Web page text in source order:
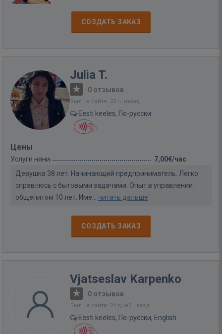
СОЗДАТЬ ЗАКАЗ
Julia T.
· 0 отзывов
Был на сайте: 23 ч. назад
Eesti keeles, По-русски
Цены
Услуги няни
7,00€/час
Девушка 38 лет. Начинающий предприниматель. Легко
справлюсь с бытовыми задачами. Опыт в управлении
общепитом 10 лет. Име... читать дальше
СОЗДАТЬ ЗАКАЗ
Vjatseslav Karpenko
· 0 отзывов
Был на сайте: 24 дней назад
Eesti keeles, По-русски, English